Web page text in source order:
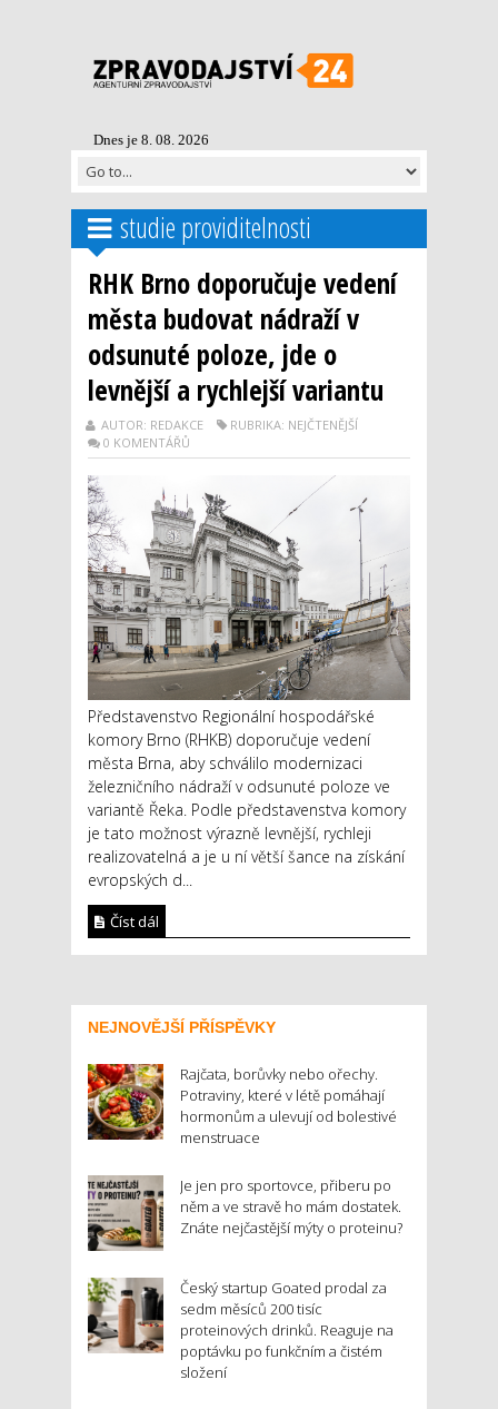
Dnes je 8. 08. 2026
studie providitelnosti
RHK Brno doporučuje vedení
města budovat nádraží v
odsunuté poloze, jde o
levnější a rychlejší variantu
AUTOR: REDAKCE
RUBRIKA: NEJČTENĚJŠÍ
0 KOMENTÁŘŮ
Představenstvo Regionální hospodářské
komory Brno (RHKB) doporučuje vedení
města Brna, aby schválilo modernizaci
železničního nádraží v odsunuté poloze ve
variantě Řeka. Podle představenstva komory
je tato možnost výrazně levnější, rychleji
realizovatelná a je u ní větší šance na získání
evropských d...
Číst dál
NEJNOVĚJŠÍ PŘÍSPĚVKY
Rajčata, borůvky nebo ořechy.
Potraviny, které v létě pomáhají
hormonům a ulevují od bolestivé
menstruace
Je jen pro sportovce, přiberu po
něm a ve stravě ho mám dostatek.
Znáte nejčastější mýty o proteinu?
Český startup Goated prodal za
sedm měsíců 200 tisíc
proteinových drinků. Reaguje na
poptávku po funkčním a čistém
složení